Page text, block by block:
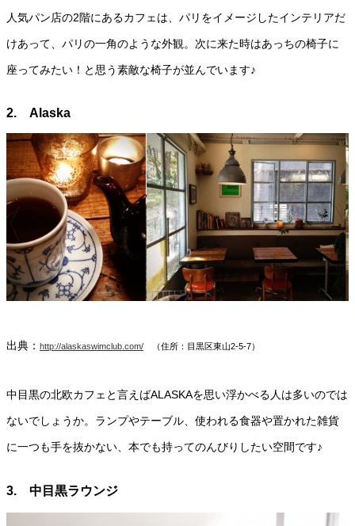
人気パン店の2階にあるカフェは、パリをイメージしたインテリアだ
けあって、パリの一角のような外観。次に来た時はあっちの椅子に
座ってみたい！と思う素敵な椅子が並んでいます♪
2. Alaska
出典： http://alaskaswimclub.com/ （住所：目黒区東山2-5-7）
中目黒の北欧カフェと言えばALASKAを思い浮かべる人は多いのでは
ないでしょうか。ランプやテーブル、使われる食器や置かれた雑貨
に一つも手を抜かない、本でも持ってのんびりしたい空間です♪
3. 中目黒ラウンジ